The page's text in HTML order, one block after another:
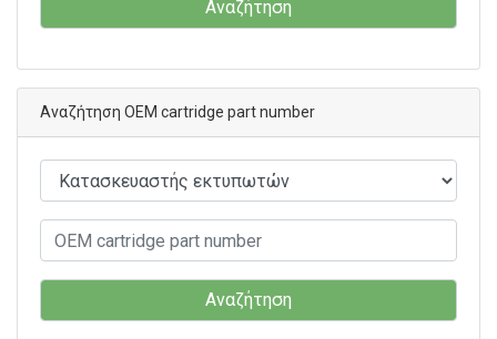
Αναζήτηση
Αναζήτηση OEM cartridge part number
Αναζήτηση